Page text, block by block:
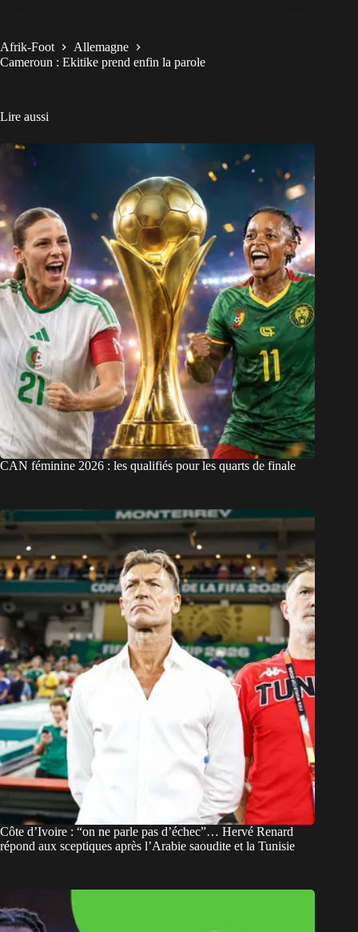
Afrik-Foot
Allemagne
Cameroun : Ekitike prend enfin la parole
Lire aussi
CAN féminine 2026 : les qualifiés pour les quarts de finale
Côte d’Ivoire : “on ne parle pas d’échec”… Hervé Renard
répond aux sceptiques après l’Arabie saoudite et la Tunisie